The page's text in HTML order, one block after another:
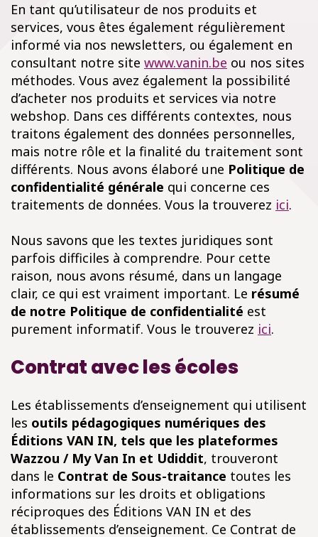
En tant qu’utilisateur de nos produits et
services, vous êtes également régulièrement
informé via nos newsletters, ou également en
consultant notre site www.vanin.be ou nos sites
méthodes. Vous avez également la possibilité
d’acheter nos produits et services via notre
webshop. Dans ces différents contextes, nous
traitons également des données personnelles,
mais notre rôle et la finalité du traitement sont
différents. Nous avons élaboré une Politique de
confidentialité générale qui concerne ces
traitements de données. Vous la trouverez ici.
Nous savons que les textes juridiques sont
parfois difficiles à comprendre. Pour cette
raison, nous avons résumé, dans un langage
clair, ce qui est vraiment important. Le résumé
de notre Politique de confidentialité est
purement informatif. Vous le trouverez ici.
Contrat avec les écoles
Les établissements d’enseignement qui utilisent
les outils pédagogiques numériques des
Éditions VAN IN, tels que les plateformes
Wazzou / My Van In et Udiddit, trouveront
dans le Contrat de Sous-traitance toutes les
informations sur les droits et obligations
réciproques des Éditions VAN IN et des
établissements d’enseignement. Ce Contrat de